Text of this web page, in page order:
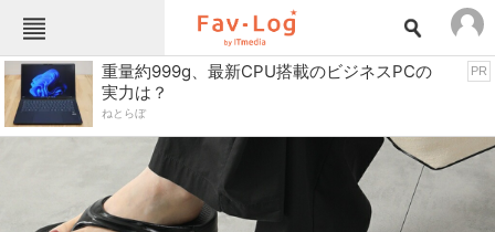
Fav-Logカテゴリー一覧
TOP
インテリア・収納 おもちゃ・ホビー
キッチン用品 ゲーム
重量約999g、最新CPU搭載のビジネスPCの
実力は？
ねとらぼ
PR